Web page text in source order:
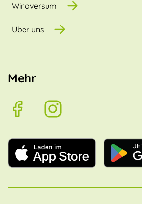
Winoversum
Über uns
Mehr